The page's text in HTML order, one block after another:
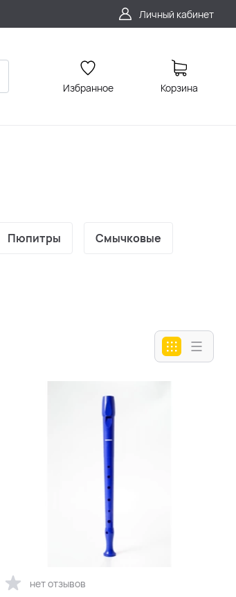
Личный кабинет
Избранное Корзина
Пюпитры Смычковые
нет отзывов